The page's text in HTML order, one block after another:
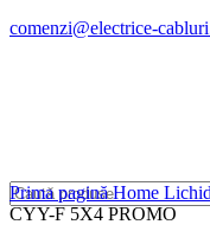
comenzi@electrice-
Prima paginăHome
CYY-F 5X4 PROMO